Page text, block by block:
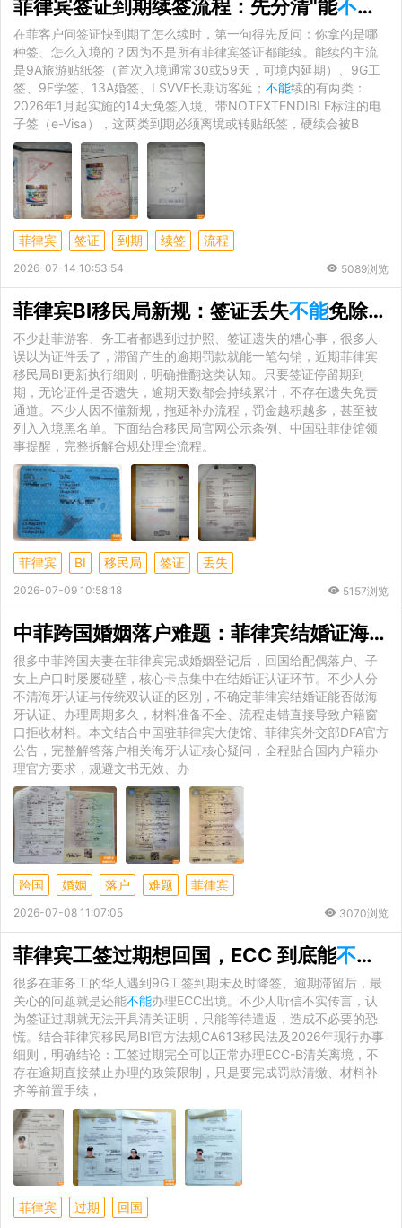
菲律宾签证到期续签流程：先分清"能不能
在菲客户问签证快到期了怎么续时，第一句得先反问：你拿的是哪
种签、怎么入境的？因为不是所有菲律宾签证都能续。能续的主流
是9A旅游贴纸签（首次入境通常30或59天，可境内延期）、9G工
签、9F学签、13A婚签、LSVVE长期访客延； 不能续的有两类：
2026年1月起实施的14天免签入境、带NOTEXTENDIBLE标注的电
子签（e-Visa），这两类到期必须离境或转贴纸签，硬续会被B
菲律宾 签证 到期 续签 流程
2026-07-14 10:53:54 5089浏览
菲律宾BI移民局新规：签证丢失不能免除逾期罚金，离境手续这样办
不少赴菲游客、务工者都遇到过护照、签证遗失的糟心事，很多人
误以为证件丢了，滞留产生的逾期罚款就能一笔勾销，近期菲律宾
移民局BI更新执行细则，明确推翻这类认知。只要签证停留期到
期，无论证件是否遗失，逾期天数都会持续累计，不存在遗失免责
通道。不少人因不懂新规，拖延补办流程，罚金越积越多，甚至被
列入入境黑名单。下面结合移民局官网公示条例、中国驻菲使馆领
事提醒，完整拆解合规处理全流程。
菲律宾 BI 移民局 签证 丢失
2026-07-09 10:58:18 5157浏览
中菲跨国婚姻落户难题：菲律宾结婚证海牙认证能
很多中菲跨国夫妻在菲律宾完成婚姻登记后，回国给配偶落户、子
女上户口时屡屡碰壁，核心卡点集中在结婚证认证环节。不少人分
不清海牙认证与传统双认证的区别，不确定菲律宾结婚证能否做海
牙认证、办理周期多久，材料准备不全、流程走错直接导致户籍窗
口拒收材料。本文结合中国驻菲律宾大使馆、菲律宾外交部DFA官方
公告，完整解答落户相关海牙认证核心疑问，全程贴合国内户籍办
理官方要求，规避文书无效、办
跨国 婚姻 落户 难题 菲律宾
2026-07-08 11:07:05 3070浏览
菲律宾工签过期想回国，ECC 到底能不能
很多在菲务工的华人遇到9G工签到期未及时降签、逾期滞留后，最
关心的问题就是还能不能办理ECC出境。不少人听信不实传言，认
为签证过期就无法开具清关证明，只能等待遣返，造成不必要的恐
慌。结合菲律宾移民局BI官方法规CA613移民法及2026年现行办事
细则，明确结论：工签过期完全可以正常办理ECC-B清关离境，不
存在逾期直接禁止办理的政策限制，只是要完成罚款清缴、材料补
齐等前置手续，
菲律宾 过期 回国